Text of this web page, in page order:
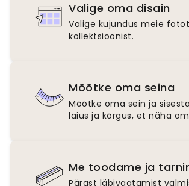
Valige oma disain
Valige kujundus meie
kollektsioonist.
Mõõtke oma seina
Mõõtke oma sein ja
laius ja kõrgus, et näha
Me toodame ja
Pärast läbivaatamist